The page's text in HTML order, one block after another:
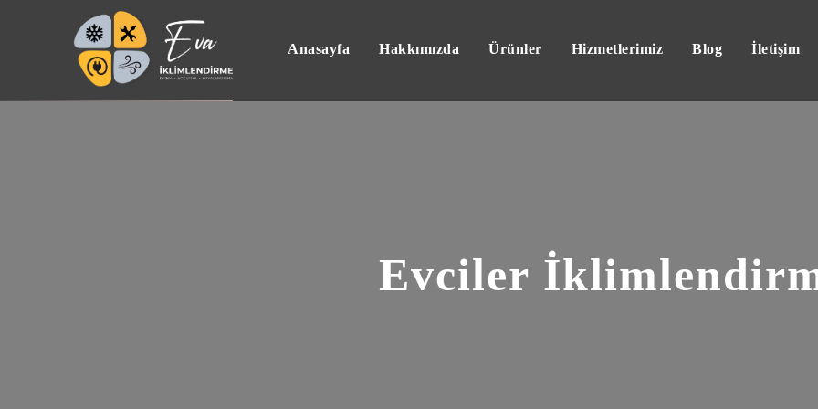
Anasayfa Hakkımızda Ürünler Hizmetlerimiz Blog İletişim
Evciler